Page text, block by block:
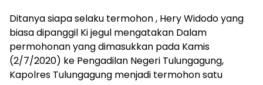
Ditanya siapa selaku termohon , Hery Widodo yang
biasa dipanggil Ki jegul mengatakan Dalam
permohonan yang dimasukkan pada Kamis
(2/7/2020) ke Pengadilan Negeri Tulungagung,
Kapolres Tulungagung menjadi termohon satu